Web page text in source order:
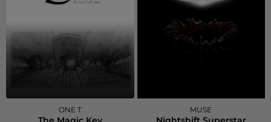
ONE T MUSE